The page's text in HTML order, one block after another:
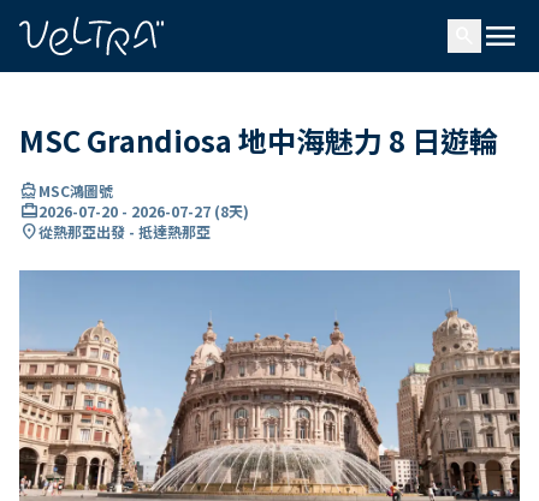
menu
MSC Grandiosa 地中海魅力 8 日遊輪
directions_boatMSC鴻圖號
card_travel2026-07-20 - 2026-07-27 (8天)
location_on從熱那亞出發 - 抵達熱那亞